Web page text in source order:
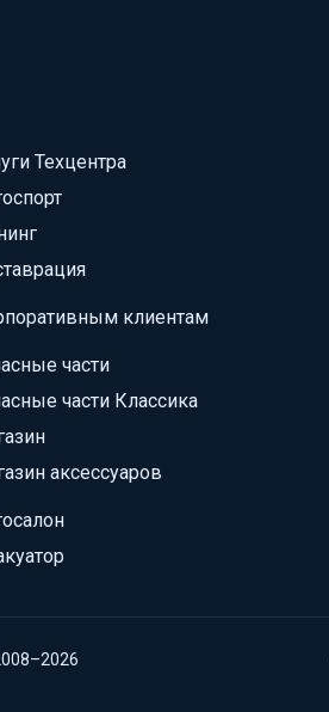
Техцентра
клиентам
части
части Классика
аксессуаров